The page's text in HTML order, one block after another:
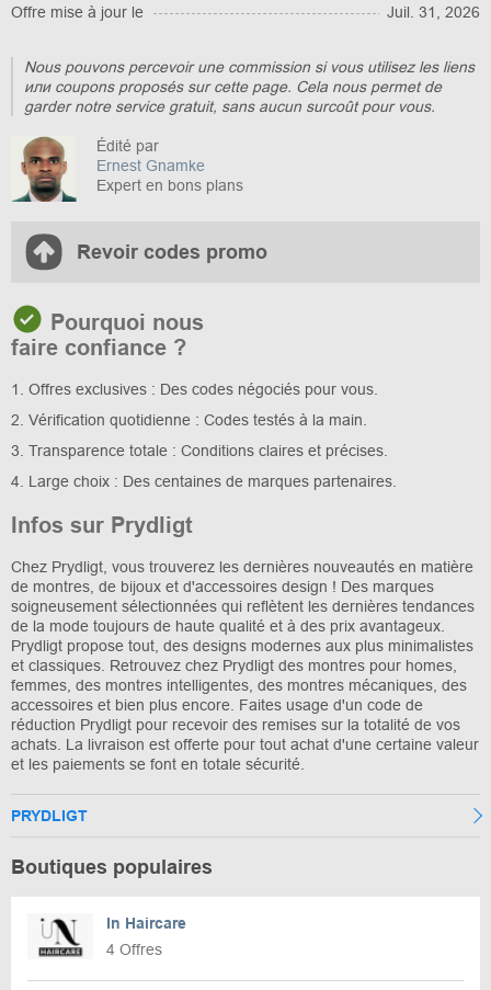
Offre mise à jour le
Juil. 31, 2026
Nous pouvons percevoir une commission si vous utilisez les liens
или coupons proposés sur cette page. Cela nous permet de
garder notre service gratuit, sans aucun surcoût pour vous.
Édité par
Ernest Gnamke
Expert en bons plans
Revoir codes promo
Pourquoi nous
faire confiance ?
1. Offres exclusives : Des codes négociés pour vous.
2. Vérification quotidienne : Codes testés à la main.
3. Transparence totale : Conditions claires et précises.
4. Large choix : Des centaines de marques partenaires.
Infos sur Prydligt
Chez Prydligt, vous trouverez les dernières nouveautés en matière
de montres, de bijoux et d'accessoires design ! Des marques
soigneusement sélectionnées qui reflètent les dernières tendances
de la mode toujours de haute qualité et à des prix avantageux.
Prydligt propose tout, des designs modernes aux plus minimalistes
et classiques. Retrouvez chez Prydligt des montres pour homes,
femmes, des montres intelligentes, des montres mécaniques, des
accessoires et bien plus encore. Faites usage d'un code de
réduction Prydligt pour recevoir des remises sur la totalité de vos
achats. La livraison est offerte pour tout achat d'une certaine valeur
et les paiements se font en totale sécurité.
PRYDLIGT
Boutiques populaires
In Haircare
4 Offres